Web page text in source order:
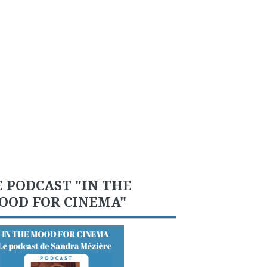
PODCAST "IN THE
FOR CINEMA"